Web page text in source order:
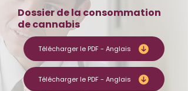
Dossier de la consommation
de cannabis
Télécharger le PDF - Anglais
Télécharger le PDF - Anglais